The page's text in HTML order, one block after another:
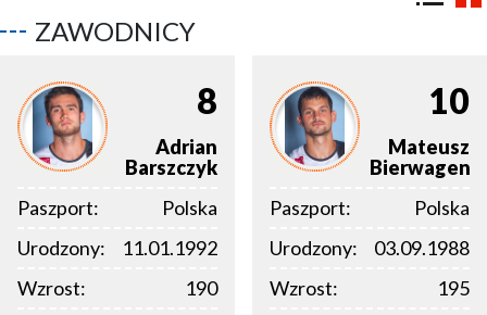
ZAWODNICY
8
Adrian
Barszczyk
Paszport:
Polska
Urodzony:
11.01.1992
Wzrost:
190
10
Mateusz
Bierwagen
Paszport:
Polska
Urodzony:
03.09.1988
Wzrost:
195